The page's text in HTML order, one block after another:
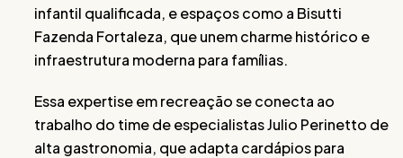
infantil qualificada, e espaços como a Bisutti
Fazenda Fortaleza, que unem charme histórico e
infraestrutura moderna para famílias.
Essa expertise em recreação se conecta ao
trabalho do time de especialistas Julio Perinetto de
alta gastronomia, que adapta cardápios para